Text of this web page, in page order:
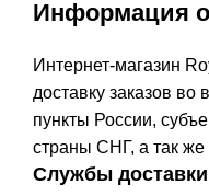
Информация о
Интернет-магазин
доставку заказов во
пункты России,
страны СНГ, а так же
Службы доставки